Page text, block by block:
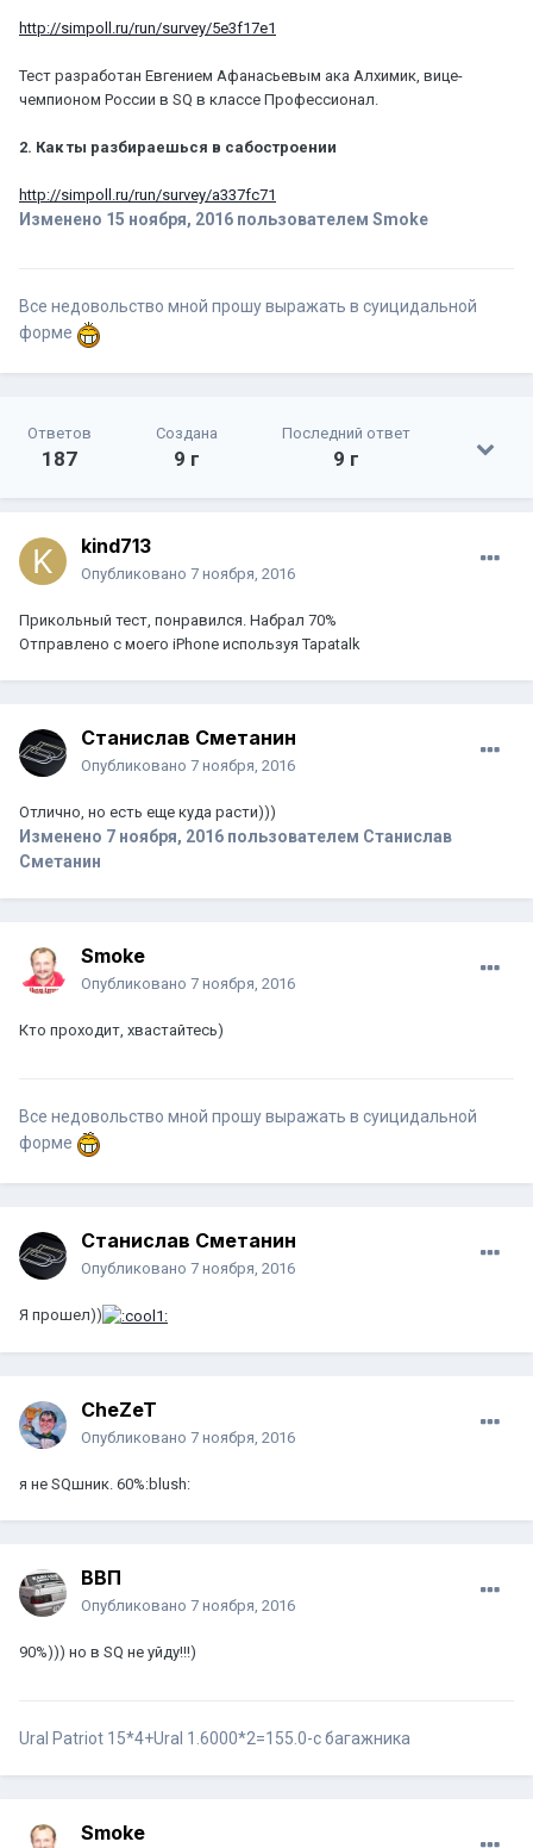
http://simpoll.ru/run/survey/5e3f17e1
Тест разработан Евгением Афанасьевым ака Алхимик, вице-
чемпионом России в SQ в классе Профессионал.
2. Как ты разбираешься в сабостроении
http://simpoll.ru/run/survey/a337fc71
Изменено 15 ноября, 2016 пользователем Smoke
Все недовольство мной прошу выражать в суицидальной
форме
Ответов
187
Создана
9 г
Последний ответ
9 г
kind713
Опубликовано 7 ноября, 2016
Прикольный тест, понравился. Набрал 70%
Отправлено с моего iPhone используя Tapatalk
Станислав Сметанин
Опубликовано 7 ноября, 2016
Отлично, но есть еще куда расти)))
Изменено 7 ноября, 2016 пользователем Станислав
Сметанин
Smoke
Опубликовано 7 ноября, 2016
Кто проходит, хвастайтесь)
Все недовольство мной прошу выражать в суицидальной
форме
Станислав Сметанин
Опубликовано 7 ноября, 2016
Я прошел))
CheZeT
Опубликовано 7 ноября, 2016
я не SQшник. 60%:blush:
ВВП
Опубликовано 7 ноября, 2016
90%))) но в SQ не уйду!!!)
Ural Patriot 15*4+Ural 1.6000*2=155.0-с багажника
Smoke